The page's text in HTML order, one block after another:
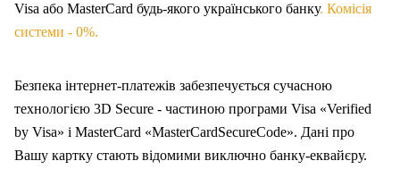
Visa або MasterCard будь-якого українського банку. Комісія
системи - 0%.
Безпека інтернет-платежів забезпечується сучасною
технологією 3D Secure - частиною програми Visa «Verified
by Visa» і MasterCard «MasterCardSecureCode». Дані про
Вашу картку стають відомими виключно банку-еквайєру.